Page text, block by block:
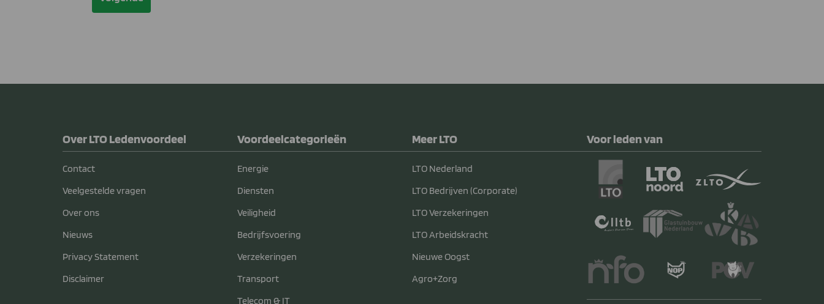
Over LTO Ledenvoordeel
Contact
Veelgestelde vragen
Over ons
Nieuws
Privacy Statement
Disclaimer
Voordeelcategorieën
Energie
Diensten
Veiligheid
Bedrijfsvoering
Verzekeringen
Transport
Telecom & IT
Meer LTO
LTO Nederland
LTO Bedrijven (Corporate)
LTO Verzekeringen
LTO Arbeidskracht
Nieuwe Oogst
Agro+Zorg
Voor leden van